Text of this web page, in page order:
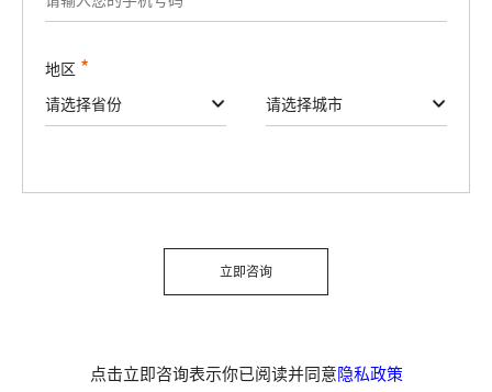
地区 *
请选择省份 请选择城市
立即咨询
点击立即咨询表示你已阅读并同意隐私政策